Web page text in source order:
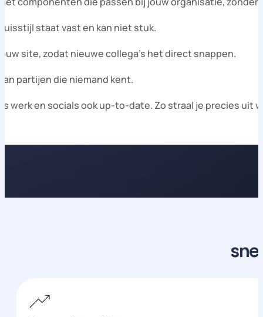
staat vast en kan niet stuk.
site, zodat nieuwe collega’s het direct snappen.
partijen die niemand kent.
en socials ook up-to-date. Zo straal je precies uit